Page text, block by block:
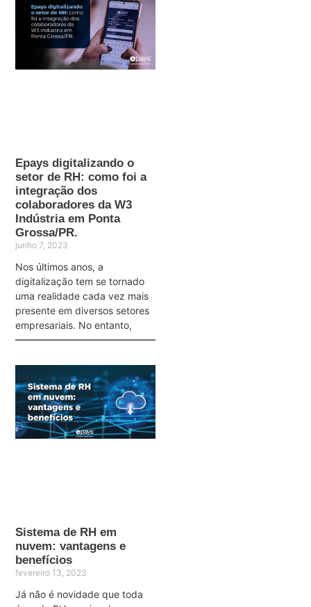
Epays digitalizando o
setor de RH: como foi a
integração dos
colaboradores da W3
Indústria em Ponta
Grossa/PR.
junho 7, 2023
Nos últimos anos, a
digitalização tem se tornado
uma realidade cada vez mais
presente em diversos setores
empresariais. No entanto,
Sistema de RH em
nuvem: vantagens e
benefícios
fevereiro 13, 2023
Já não é novidade que toda